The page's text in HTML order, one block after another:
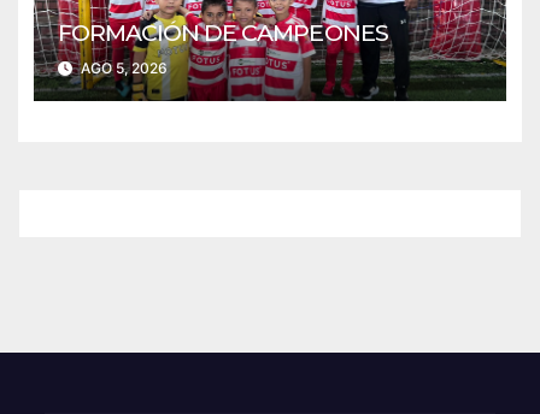
FORMACIÓN DE CAMPEONES
AGO 5, 2026